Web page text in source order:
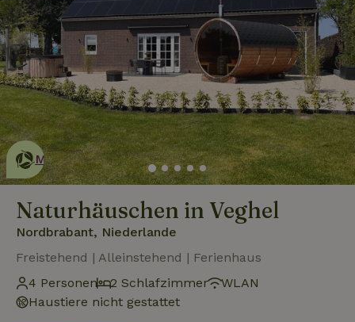
Dies ist ein
umweltschonendes
Naturhäuschen
Mehr erfahren
Naturhäuschen in Veghel
Nordbrabant, Niederlande
Freistehend | Alleinstehend | Ferienhaus
4 Personen
2 Schlafzimmer
WLAN
Haustiere nicht gestattet